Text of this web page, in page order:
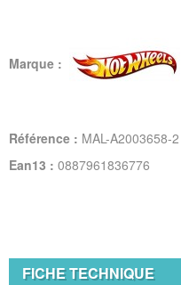
Marque :
Référence : MAL-A2003658-2
Ean13 : 0887961836776
FICHE TECHNIQUE